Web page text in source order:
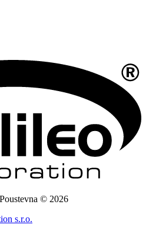
© 2026
s.r.o.